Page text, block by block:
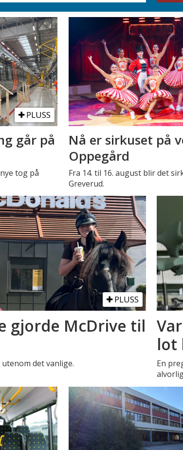
PLUSS
går på
tog på
Nå er sirkuset på
Oppegård
Fra 14. til 16. august blir det
Greverud.
PLUSS
gjorde McDrive til
det vanlige.
lot
En